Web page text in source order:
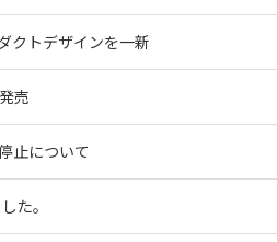
クトデザインを一新
売
止について
た。